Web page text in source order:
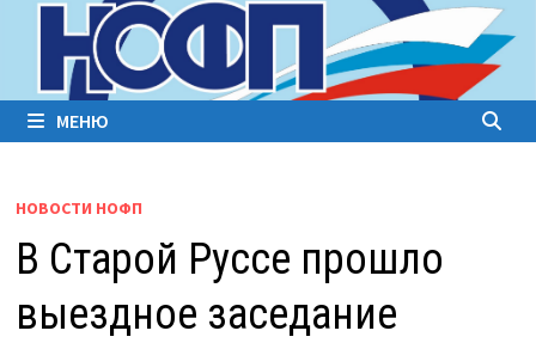
МЕНЮ
НОВОСТИ НОФП
В Старой Руссе прошло
выездное заседание